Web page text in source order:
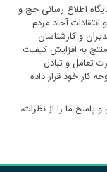
اطلاع رسانی حج و
آحاد مردم
و کارشناسان
به افزايش کيفيت
تعامل و تبادل
کار خود قرار داده
پاسخ ما را از نظرات،